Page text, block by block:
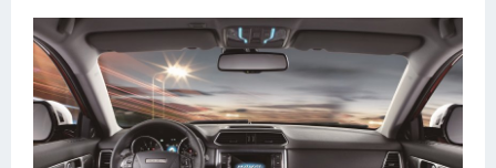
Ниссан
Пежо
Ауди
Гараж